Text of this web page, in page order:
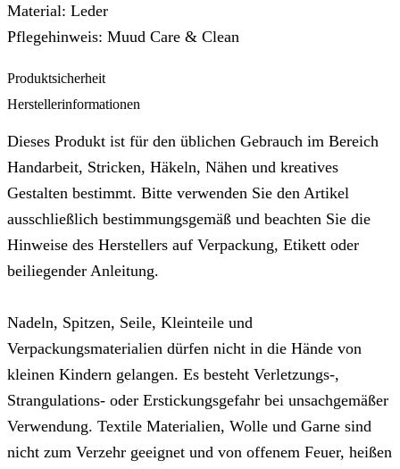
Material: Leder
Pflegehinweis: Muud Care & Clean
Produktsicherheit
Herstellerinformationen
Dieses Produkt ist für den üblichen Gebrauch im Bereich
Handarbeit, Stricken, Häkeln, Nähen und kreatives
Gestalten bestimmt. Bitte verwenden Sie den Artikel
ausschließlich bestimmungsgemäß und beachten Sie die
Hinweise des Herstellers auf Verpackung, Etikett oder
beiliegender Anleitung.
Nadeln, Spitzen, Seile, Kleinteile und
Verpackungsmaterialien dürfen nicht in die Hände von
kleinen Kindern gelangen. Es besteht Verletzungs-,
Strangulations- oder Erstickungsgefahr bei unsachgemäßer
Verwendung. Textile Materialien, Wolle und Garne sind
nicht zum Verzehr geeignet und von offenem Feuer, heißen